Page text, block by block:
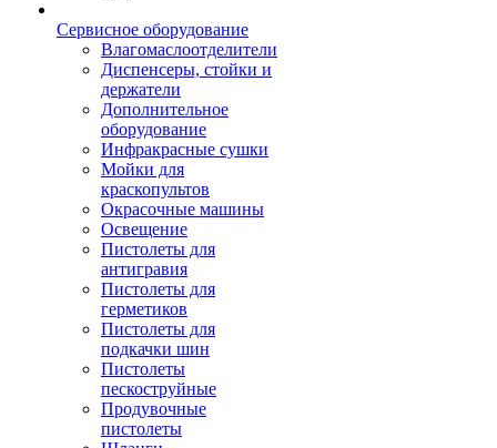
Сервисное оборудование
Влагомаслоотделители
Диспенсеры, стойки и
держатели
Дополнительное
оборудование
Инфракрасные сушки
Мойки для
краскопультов
Окрасочные машины
Освещение
Пистолеты для
антигравия
Пистолеты для
герметиков
Пистолеты для
подкачки шин
Пистолеты
пескоструйные
Продувочные
пистолеты